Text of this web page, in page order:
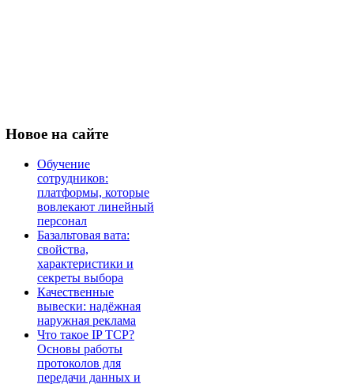
Новое на сайте
Обучение
сотрудников:
платформы, которые
вовлекают линейный
персонал
Базальтовая вата:
свойства,
характеристики и
секреты выбора
Качественные
вывески: надёжная
наружная реклама
Что такое IP TCP?
Основы работы
протоколов для
передачи данных и